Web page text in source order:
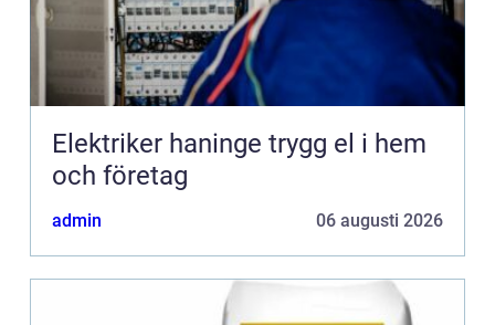
Elektriker haninge trygg el i hem
och företag
admin 06 augusti 2026